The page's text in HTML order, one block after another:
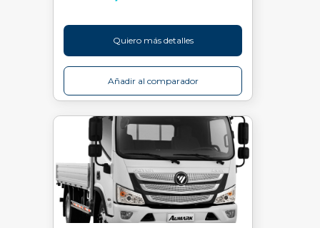
Quiero más detalles
Añadir al comparador